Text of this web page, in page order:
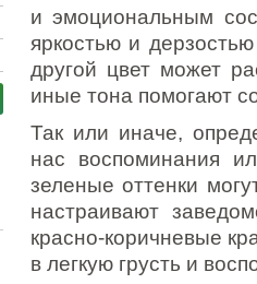
и эмоциональным
яркостью и
другой цвет может
иные тона помогают
Так или иначе,
нас воспоминания
зеленые оттенки
настраивают
красно-коричневые
в легкую грусть и